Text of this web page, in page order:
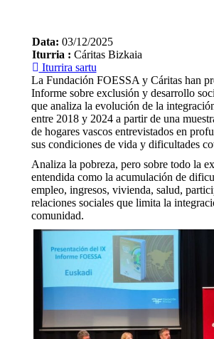
Data: 03/12/2025
Iturria : Cáritas Bizkaia
Iturrira sartu
La Fundación FOESSA y Cáritas han
Informe sobre exclusión y desarrollo
que analiza la evolución de la
entre 2018 y 2024 a partir de una
de hogares vascos entrevistados en
sus condiciones de vida y dificultades
Analiza la pobreza, pero sobre todo la
entendida como la acumulación de
empleo, ingresos, vivienda, salud,
relaciones sociales que limita la
comunidad.